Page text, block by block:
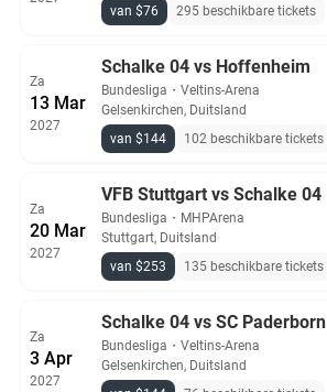
van $76
295 beschikbare tickets
Za
13 Mar
2027
Schalke 04 vs Hoffenheim
Bundesliga ・ Veltins-Arena
Gelsenkirchen, Duitsland
van $144
102 beschikbare tickets
Za
20 Mar
2027
VFB Stuttgart vs Schalke 04
Bundesliga ・ MHPArena
Stuttgart, Duitsland
van $253
135 beschikbare tickets
Za
3 Apr
2027
Schalke 04 vs SC Paderborn
Bundesliga ・ Veltins-Arena
Gelsenkirchen, Duitsland